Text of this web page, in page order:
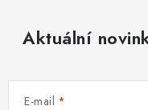
Aktuální
E-mail